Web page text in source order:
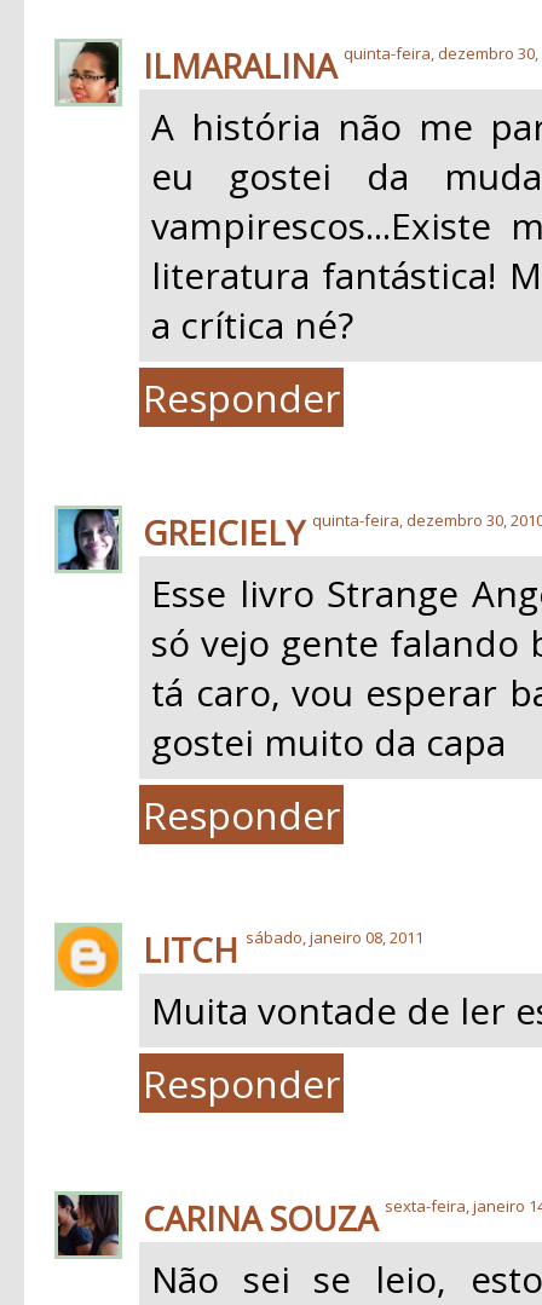
ILMARALINA quinta-feira, dezembro 30,
A história não me
eu gostei da
vampirescos...Existe
literatura fantástica!
a crítica né?
Responder
GREICIELY quinta-feira, dezembro 30,
Esse livro Strange
só vejo gente falando
tá caro, vou esperar
gostei muito da capa
Responder
LITCH sábado, janeiro 08, 2011
Muita vontade de ler
Responder
CARINA SOUZA sexta-feira, janeiro
Não sei se leio,